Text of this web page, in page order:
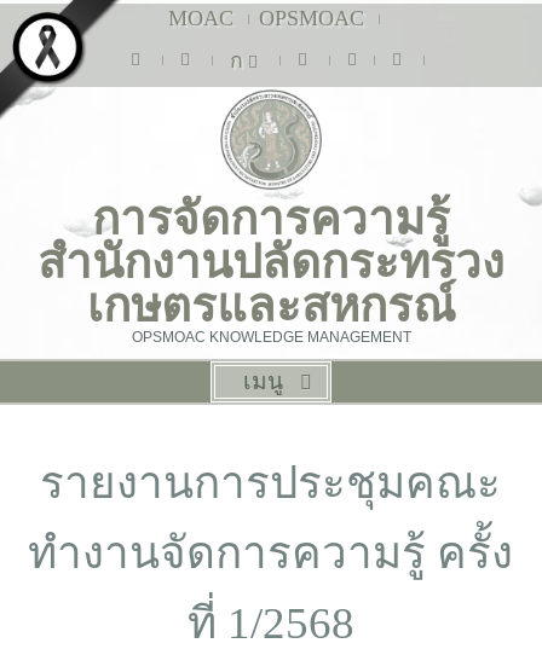
MOAC
OPSMOAC
ก
การจัดการความรู้
สำนักงานปลัดกระทรวง
เกษตรและสหกรณ์
OPSMOAC KNOWLEDGE MANAGEMENT
เมนู
รายงานการประชุมคณะ
ทำงานจัดการความรู้ ครั้ง
ที่ 1/2568